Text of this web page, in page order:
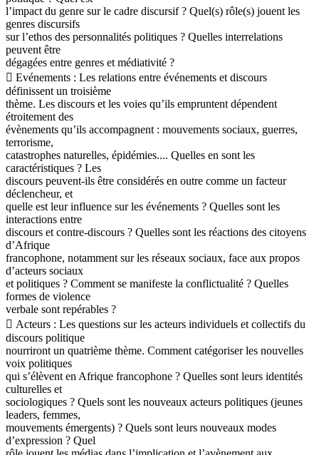
l’impact du genre sur le cadre discursif ? Quel(s) rôle(s) jouent les
genres discursifs
sur l’ethos des personnalités politiques ? Quelles interrelations
peuvent être
dégagées entre genres et médiativité ?
 Evénements : Les relations entre événements et discours
définissent un troisième
thème. Les discours et les voies qu’ils empruntent dépendent
étroitement des
évènements qu’ils accompagnent : mouvements sociaux, guerres,
terrorisme,
catastrophes naturelles, épidémies.... Quelles en sont les
caractéristiques ? Les
discours peuvent-ils être considérés en outre comme un facteur
déclencheur, et
quelle est leur influence sur les événements ? Quelles sont les
interactions entre
discours et contre-discours ? Quelles sont les réactions des citoyens
d’Afrique
francophone, notamment sur les réseaux sociaux, face aux propos
d’acteurs sociaux
et politiques ? Comment se manifeste la conflictualité ? Quelles
formes de violence
verbale sont repérables ?
 Acteurs : Les questions sur les acteurs individuels et collectifs du
discours politique
nourriront un quatrième thème. Comment catégoriser les nouvelles
voix politiques
qui s’élèvent en Afrique francophone ? Quelles sont leurs identités
culturelles et
sociologiques ? Quels sont les nouveaux acteurs politiques (jeunes
leaders, femmes,
mouvements émergents) ? Quels sont leurs nouveaux modes
d’expression ? Quel